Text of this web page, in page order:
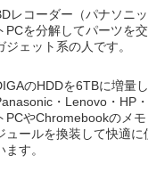
レコーダー（パナソニ
PCを分解してパーツを
ジェット系の人です。
のHDDを6TBに増量し
・Lenovo・HP
PCやChromebookのメ
ュールを換装して快適に
ます。